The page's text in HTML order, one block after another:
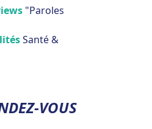
"Paroles
Santé &
VOUS